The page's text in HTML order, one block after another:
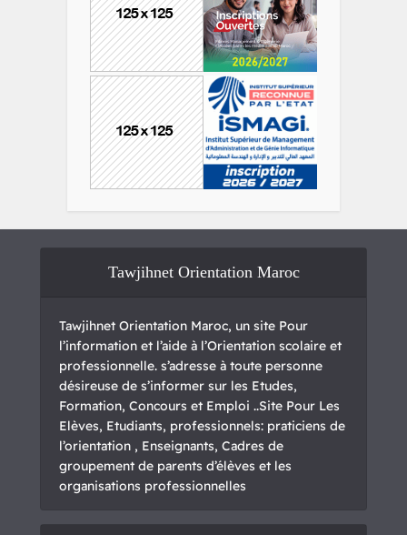
Tawjihnet Orientation Maroc
Tawjihnet Orientation Maroc, un site Pour
l’information et l’aide à l’Orientation scolaire et
professionnelle. s’adresse à toute personne
désireuse de s’informer sur les Etudes,
Formation, Concours et Emploi ..Site Pour Les
Elèves, Etudiants, professionnels: praticiens de
l’orientation , Enseignants, Cadres de
groupement de parents d’élèves et les
organisations professionnelles